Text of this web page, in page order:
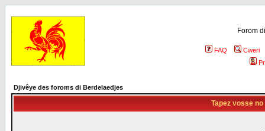
Forom
FAQ
Cweri
Djivêye des foroms di Berdelaedjes
Tapez vosse